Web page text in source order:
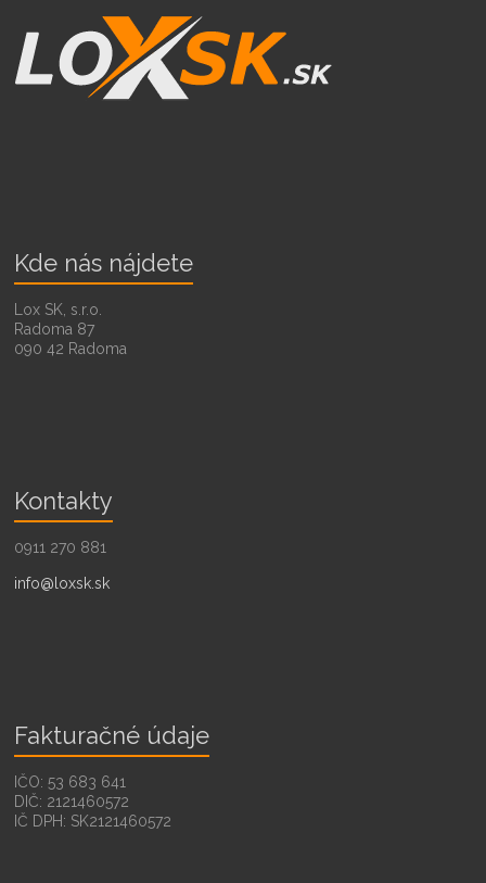
Kde nás nájdete
Lox SK, s.r.o.
Radoma 87
090 42 Radoma
Kontakty
0911 270 881
info@loxsk.sk
Fakturačné údaje
IČO: 53 683 641
DIČ: 2121460572
IČ DPH: SK2121460572